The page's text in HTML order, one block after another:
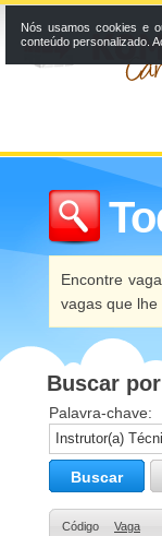
Encontre
vagas que
Buscar
Palavra-chave:
Buscar
Código Vaga
Nós usamos cookies e
conteúdo personalizado.